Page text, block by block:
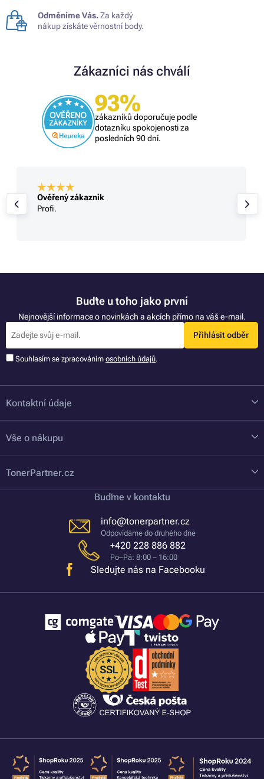
Odměníme Vás.Za každý
nákup získáte věrnostní body.
Zákazníci nás chválí
93%
zákazníků doporučuje podle
dotazníku spokojenosti za
posledních 90 dní.
Ověřený zákazník
Profi.
Buďte u toho jako první
Nejnovější informace o novinkách a akcích přímo na váš e-mail.
Přihlásit odběr
Souhlasím se zpracováním osobních údajů.
Kontaktní údaje
Vše o nákupu
TonerPartner.cz
Buďme v kontaktu
info@tonerpartner.cz
Odpovídáme do druhého dne
+420 228 886 882
Po–Pá: 8:00 – 16:00
Sledujte nás na Facebooku